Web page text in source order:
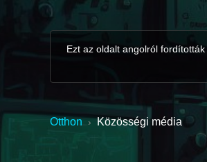
Ezt az oldalt angolról
Otthon › Közösségi média